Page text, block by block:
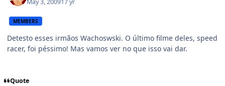
May 3, 200917 yr
MEMBERS
Detesto esses irmãos Wachoswski. O último filme deles, speed
racer, foi péssimo! Mas vamos ver no que isso vai dar.
Quote